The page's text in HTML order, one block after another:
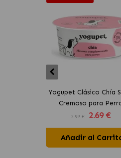
Yogupet Clásico Chía
Cremoso para
2.99 € 2.69 €
Añadir al